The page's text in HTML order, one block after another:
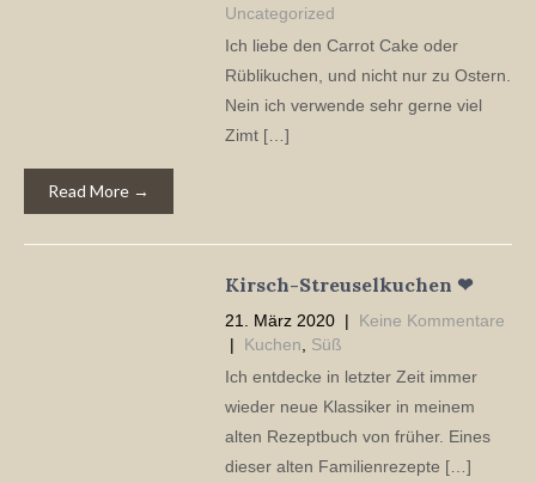
Uncategorized
Ich liebe den Carrot Cake oder
Rüblikuchen, und nicht nur zu Ostern.
Nein ich verwende sehr gerne viel
Zimt […]
Read More →
Kirsch-Streuselkuchen ❤
21. März 2020 | Keine Kommentare
| Kuchen
Süß
Ich entdecke in letzter Zeit immer
wieder neue Klassiker in meinem
alten Rezeptbuch von früher. Eines
dieser alten Familienrezepte […]